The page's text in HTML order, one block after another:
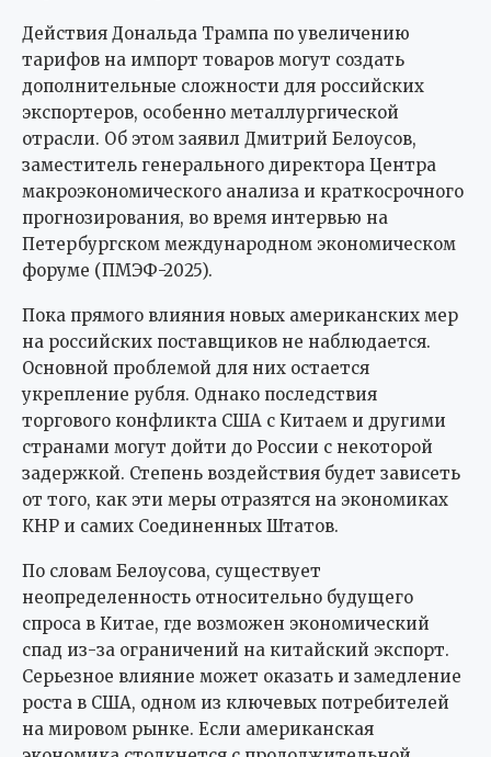
Действия Дональда Трампа по увеличению
тарифов на импорт товаров могут создать
дополнительные сложности для российских
экспортеров, особенно металлургической
отрасли. Об этом заявил Дмитрий Белоусов,
заместитель генерального директора Центра
макроэкономического анализа и краткосрочного
прогнозирования, во время интервью на
Петербургском международном экономическом
форуме (ПМЭФ-2025).
Пока прямого влияния новых американских мер
на российских поставщиков не наблюдается.
Основной проблемой для них остается
укрепление рубля. Однако последствия
торгового конфликта США с Китаем и другими
странами могут дойти до России с некоторой
задержкой. Степень воздействия будет зависеть
от того, как эти меры отразятся на экономиках
КНР и самих Соединенных Штатов.
По словам Белоусова, существует
неопределенность относительно будущего
спроса в Китае, где возможен экономический
спад из-за ограничений на китайский экспорт.
Серьезное влияние может оказать и замедление
роста в США, одном из ключевых потребителей
на мировом рынке. Если американская